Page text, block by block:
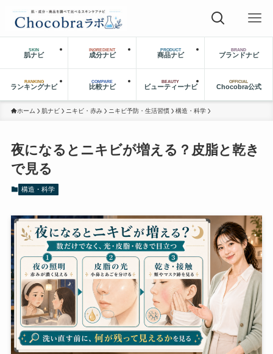
SKIN
肌ナビ
INGREDIENT
成分ナビ
PRODUCT
商品ナビ
BRAND
ブランドナビ
RANKING
ランキングナビ
COMPARE
比較ナビ
BEAUTY
ビューティーナビ
OFFICIAL
Chocobra公式
ホーム 肌ナビ ニキビ・赤み ニキビ予防・生活習慣 構造・科学
夜になるとニキビが増える？皮脂と乾き
で見る
構造・科学